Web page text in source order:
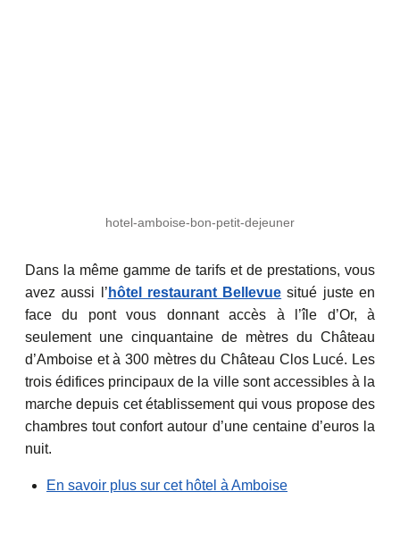
hotel-amboise-bon-petit-dejeuner
Dans la même gamme de tarifs et de prestations, vous
avez aussi l’ hôtel restaurant Bellevue situé juste en
face du pont vous donnant accès à l’île d’Or, à
seulement une cinquantaine de mètres du Château
d’Amboise et à 300 mètres du Château Clos Lucé. Les
trois édifices principaux de la ville sont accessibles à la
marche depuis cet établissement qui vous propose des
chambres tout confort autour d’une centaine d’euros la
nuit.
En savoir plus sur cet hôtel à Amboise